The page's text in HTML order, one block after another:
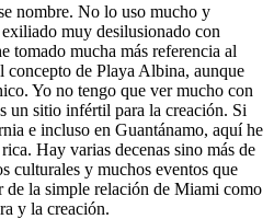
nombre. No lo uso mucho y
muy desilusionado con
tomado mucha más referencia al
concepto de Playa Albina, aunque
Yo no tengo que ver mucho con
un sitio infértil para la creación. Si
e incluso en Guantánamo, aquí he
Hay varias decenas sino más de
culturales y muchos eventos que
de la simple relación de Miami como
y la creación.